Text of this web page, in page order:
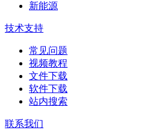
新能源
技术支持
常见问题
视频教程
文件下载
软件下载
站内搜索
联系我们